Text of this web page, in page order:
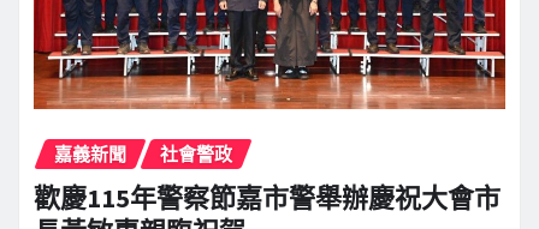
嘉義新聞 社會警政
歡慶115年警察節嘉市警舉辦慶祝大會市